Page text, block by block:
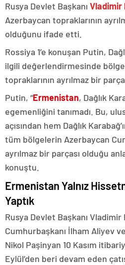
Rusya Devlet Başkanı Vladimir
Azerbaycan topraklarının
olduğunu ifade etti.
Rossiya 1’e konuşan Putin,
ilgili değerlendirmesinde
topraklarının ayrılmaz bir
Putin, “Ermenistan, Dağlık
egemenliğini tanımadı. Bu,
açısından hem Dağlık
tüm bölgelerin Azerbaycan
ayrılmaz bir parçası olduğu
konuştu.
Ermenistan Yalnız
Yaptık
Rusya Devlet Başkanı
Cumhurbaşkanı İlham Aliyev
Nikol Paşinyan 10 Kasım
Eylül’den beri devam eden